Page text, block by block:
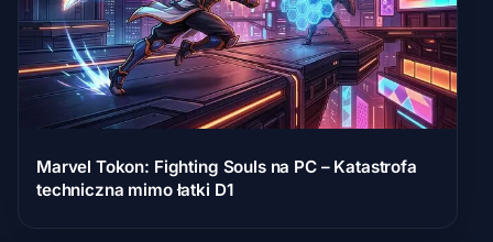
Marvel Tokon: Fighting Souls na PC – Katastrofa
techniczna mimo łatki D1